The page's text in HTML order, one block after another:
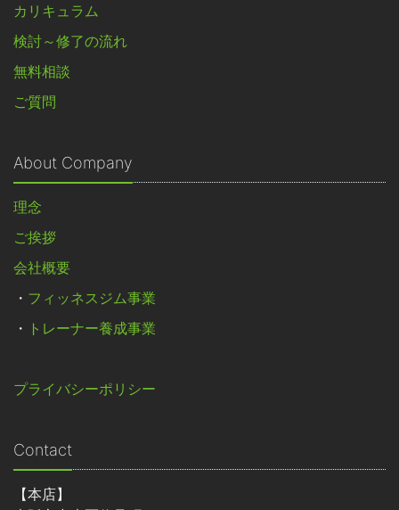
カリキュラム
検討～修了の流れ
無料相談
ご質問
About Company
理念
ご挨拶
会社概要
・ フィッネスジム事業
・ トレーナー養成事業
プライバシーポリシー
Contact
【本店】